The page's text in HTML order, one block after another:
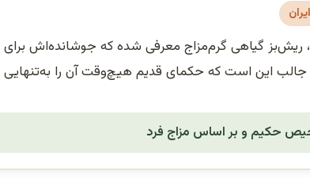
ریش‌بز گیاهی گرم‌مزاج معرفی شده که جوشانده‌اش
جالب این است که حکمای قدیم هیچ‌وقت آن را به‌تنهایی و
حکیم و بر اساس مزاج فرد